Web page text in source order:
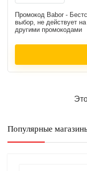
Промокод Babor -
выбор, не действует
другими промокодами
Популярные